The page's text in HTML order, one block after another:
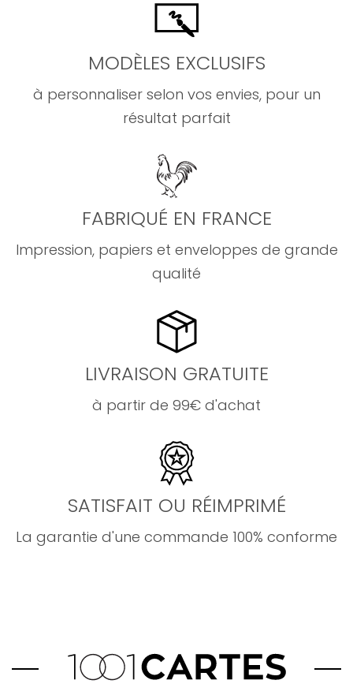
MODÈLES EXCLUSIFS
à personnaliser selon vos envies, pour un
résultat parfait
FABRIQUÉ EN FRANCE
Impression, papiers et enveloppes de grande
qualité
LIVRAISON GRATUITE
à partir de 99€ d'achat
SATISFAIT OU RÉIMPRIMÉ
La garantie d'une commande 100% conforme